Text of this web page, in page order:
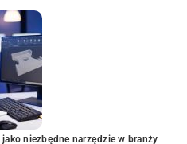
niezbędne narzędzie w branży